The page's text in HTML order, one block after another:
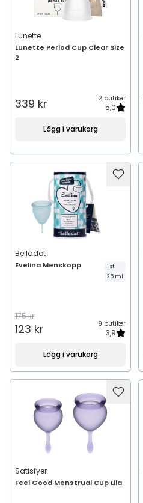
Lunette
Lunette Period Cup Clear Size
2
339 kr 2 butiker
5,0
Lägg i varukorg
Belladot
Evelina Menskopp
1 st
25 ml
175 kr
123 kr 9 butiker
3,9
Lägg i varukorg
Satisfyer
Feel Good Menstrual Cup Lila